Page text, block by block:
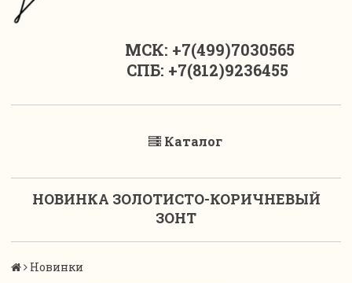
МСК: +7(499)7030565
СПБ: +7(812)9236455
Каталог
НОВИНКА ЗОЛОТИСТО-КОРИЧНЕВЫЙ
ЗОНТ
Новинки